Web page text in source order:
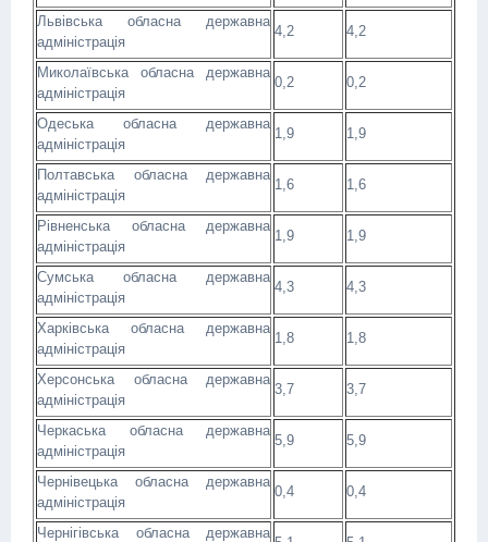
Львівська обласна державна
адміністрація
4,2 4,2
Миколаївська обласна державна
адміністрація
0,2 0,2
Одеська обласна державна
адміністрація
1,9 1,9
Полтавська обласна державна
адміністрація
1,6 1,6
Рівненська обласна державна
адміністрація
1,9 1,9
Сумська обласна державна
адміністрація
4,3 4,3
Харківська обласна державна
адміністрація
1,8 1,8
Херсонська обласна державна
адміністрація
3,7 3,7
Черкаська обласна державна
адміністрація
5,9 5,9
Чернівецька обласна державна
адміністрація
0,4 0,4
Чернігівська обласна державна